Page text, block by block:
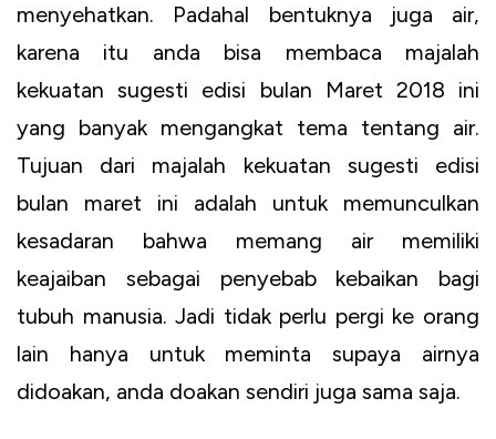
menyehatkan. Padahal bentuknya juga air,
karena itu anda bisa membaca majalah
kekuatan sugesti edisi bulan Maret 2018 ini
yang banyak mengangkat tema tentang air.
Tujuan dari majalah kekuatan sugesti edisi
bulan maret ini adalah untuk memunculkan
kesadaran bahwa memang air memiliki
keajaiban sebagai penyebab kebaikan bagi
tubuh manusia. Jadi tidak perlu pergi ke orang
lain hanya untuk meminta supaya airnya
didoakan, anda doakan sendiri juga sama saja.